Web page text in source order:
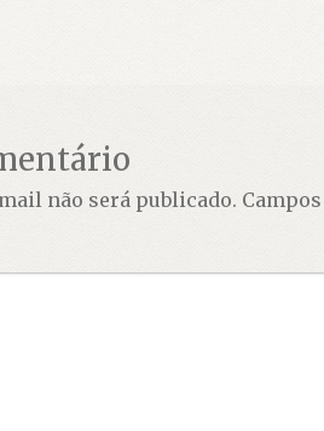
não será publicado.